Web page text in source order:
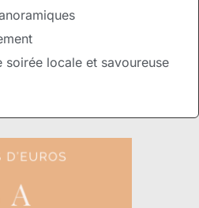
locale et savoureuse